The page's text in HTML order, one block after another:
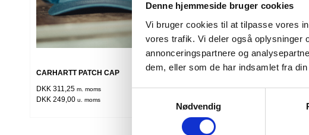
Denne hjemmeside bruger cookies
Vi bruger cookies til at tilpasse vores
vores trafik. Vi deler også oplysninger
annonceringspartnere og
dem, eller som de har indsamlet fra
Nødvendig
Flere varianter
CARHARTT PATCH CAP
DKK 311,25 m. moms
DKK 249,00 u. moms
CANVAS MESH BACK
DKK 311,25m. moms